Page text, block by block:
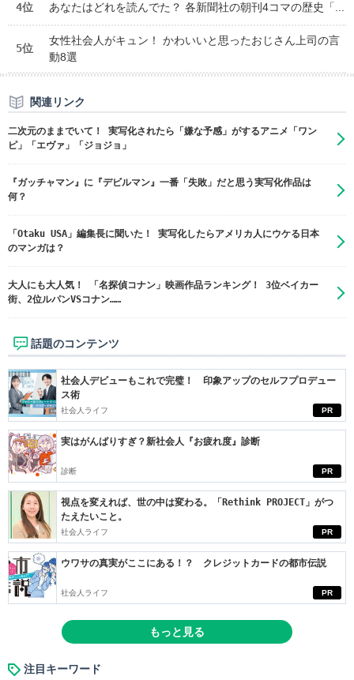
4位 あなたはどれを読んでた？ 各新聞社の朝刊4コマの歴史「...
5位
女性社会人がキュン！ かわいいと思ったおじさん上司の言
動8選
関連リンク
二次元のままでいて！ 実写化されたら「嫌な予感」がするアニメ「ワン
ピ」「エヴァ」「ジョジョ」
『ガッチャマン』に『デビルマン』一番「失敗」だと思う実写化作品は
何？
「Otaku USA」編集長に聞いた！ 実写化したらアメリカ人にウケる日本
のマンガは？
大人にも大人気！ 「名探偵コナン」映画作品ランキング！ 3位ベイカー
街、2位ルパンVSコナン……
話題のコンテンツ
PR
社会人デビューもこれで完璧！ 印象アップのセルフプロデュー
ス術
社会人ライフ
PR
実はがんばりすぎ？新社会人『お疲れ度』診断
診断
PR
視点を変えれば、世の中は変わる。「Rethink PROJECT」がつ
たえたいこと。
社会人ライフ
PR
ウワサの真実がここにある！？ クレジットカードの都市伝説
社会人ライフ
もっと見る
注目キーワード